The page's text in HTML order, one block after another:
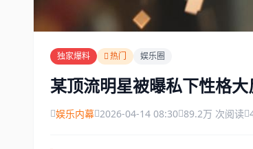
独家爆料 热门 娱乐圈
某顶流明星被曝私下性格
娱乐内幕 2026-04-14 08:30 89.2万 次阅读